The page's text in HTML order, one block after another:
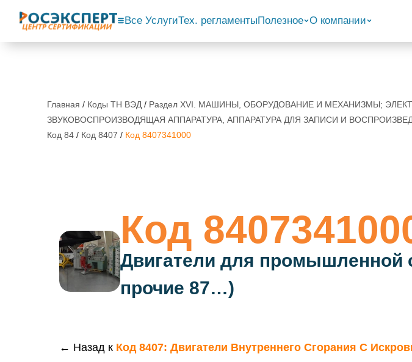
Все УслугиТех. регламенты Полезное О компании
Главная / Коды ТН ВЭД / Раздел XVI. МАШИНЫ, ОБОРУДОВАНИЕ И МЕХАНИЗМЫ;
ЗВУКОВОСПРОИЗВОДЯЩАЯ АППАРАТУРА, АППАРАТУРА ДЛЯ ЗАПИСИ И
Код 84 / Код 8407 / Код 8407341000
Код
Двигатели для промышленной
прочие 87…)
← Назад к Код 8407: Двигатели Внутреннего Сгорания С